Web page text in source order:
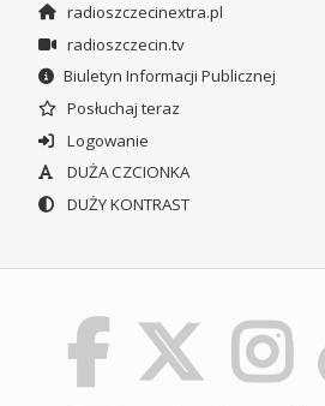
radioszczecinextra.pl
radioszczecin.tv
Biuletyn Informacji Publicznej
Posłuchaj teraz
Logowanie
DUŻA CZCIONKA
DUŻY KONTRAST